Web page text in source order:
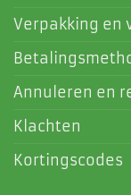
Verpakking en
Annuleren en
Klachten
Kortingscodes